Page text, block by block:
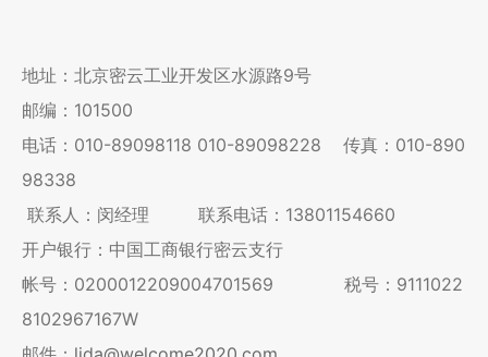
地址：北京密云工业开发区水源路9号
邮编：101500
电话： 010-89098118 010-89098228 传真：010-890
98338
联系人：闵经理 联系电话：13801154660
开户银行：中国工商银行密云支行
帐号：0200012209004701569 税号：9111022
8102967167W